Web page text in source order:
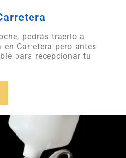
podrás traerlo a
Carretera pero antes
para recepcionar tu